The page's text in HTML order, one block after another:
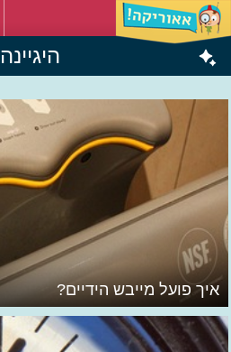
היגיינה
איך פועל מייבש הידיים?